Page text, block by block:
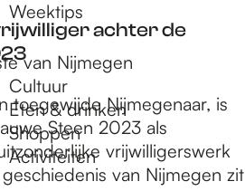
Weektips
van Nijmegen
Cultuur
Eten & drinken
Shoppen
Activiteiten
achter de
toegewijde Nijmegenaar, is
Steen 2023 als
vrijwilligerswerk
van Nijmegen zit